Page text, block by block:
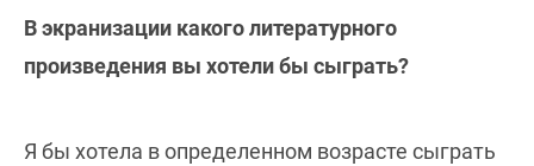
В экранизации какого литературного
произведения вы хотели бы сыграть?
Я бы хотела в определенном возрасте сыграть